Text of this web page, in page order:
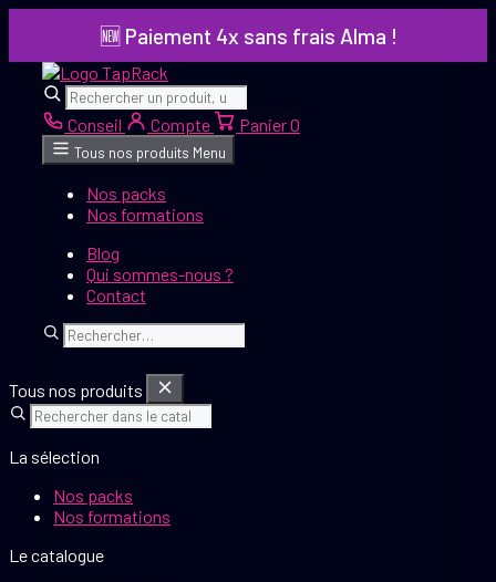
contenu
🆕 Paiement 4x sans frais Alma !
Rechercher Rechercher
Conseil Compte Panier0
Tous nos produits Menu
Nos packs
Nos formations
Blog
Qui sommes-nous ?
Contact
Rechercher
Tous nos produits
La sélection
Nos packs
Nos formations
Le catalogue